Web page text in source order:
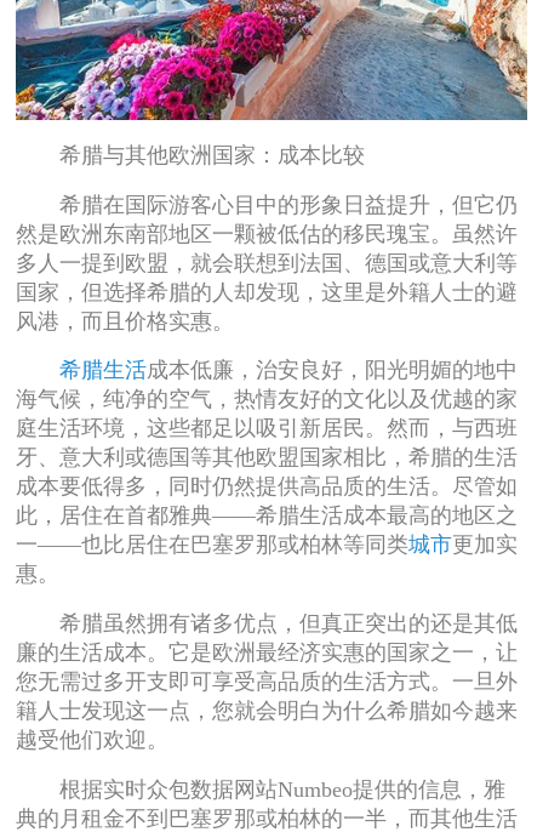
希腊与其他欧洲国家：成本比较
希腊在国际游客心目中的形象日益提升，但它仍
然是欧洲东南部地区一颗被低估的移民瑰宝。虽然许
多人一提到欧盟，就会联想到法国、德国或意大利等
国家，但选择希腊的人却发现，这里是外籍人士的避
风港，而且价格实惠。
希腊生活成本低廉，治安良好，阳光明媚的地中
海气候，纯净的空气，热情友好的文化以及优越的家
庭生活环境，这些都足以吸引新居民。然而，与西班
牙、意大利或德国等其他欧盟国家相比，希腊的生活
成本要低得多，同时仍然提供高品质的生活。尽管如
此，居住在首都雅典——希腊生活成本最高的地区之
一——也比居住在巴塞罗那或柏林等同类城市更加实
惠。
希腊虽然拥有诸多优点，但真正突出的还是其低
廉的生活成本。它是欧洲最经济实惠的国家之一，让
您无需过多开支即可享受高品质的生活方式。一旦外
籍人士发现这一点，您就会明白为什么希腊如今越来
越受他们欢迎。
根据实时众包数据网站Numbeo提供的信息，雅
典的月租金不到巴塞罗那或柏林的一半，而其他生活